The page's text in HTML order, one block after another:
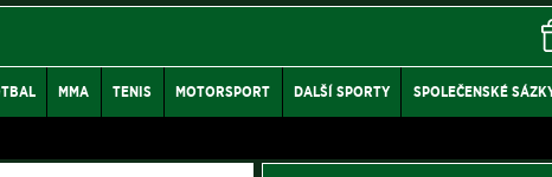
MMA TENIS MOTORSPORT DALŠÍ SPORTY SPOLEČENSKÉ